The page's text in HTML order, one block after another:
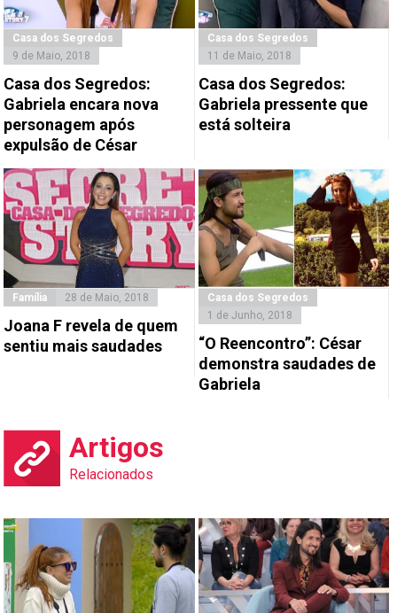
Casa dos Segredos
9 de Maio, 2018
Casa dos Segredos:
Gabriela encara nova
personagem após
expulsão de César
Casa dos Segredos
11 de Maio, 2018
Casa dos Segredos:
Gabriela pressente que
está solteira
Família 28 de Maio, 2018
Joana F revela de quem
sentiu mais saudades
Casa dos Segredos
1 de Junho, 2018
“O Reencontro”: César
demonstra saudades de
Gabriela
Artigos
Relacionados